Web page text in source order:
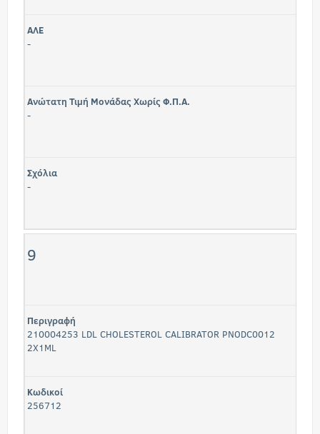
ΑΛΕ
-
Ανώτατη Τιμή Μονάδας Χωρίς Φ.Π.Α.
-
Σχόλια
-
9
Περιγραφή
210004253 LDL CHOLESTEROL CALIBRATOR PNODC0012
2X1ML
Κωδικοί
256712